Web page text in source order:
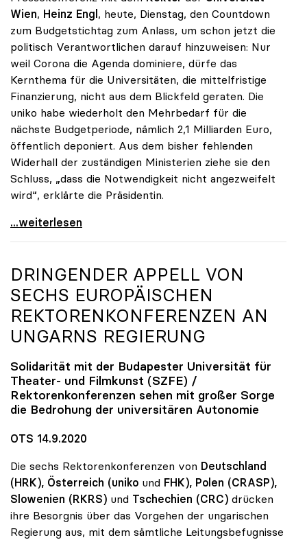
Wien, Heinz Engl, heute, Dienstag, den Countdown
zum Budgetstichtag zum Anlass, um schon jetzt die
politisch Verantwortlichen darauf hinzuweisen: Nur
weil Corona die Agenda dominiere, dürfe das
Kernthema für die Universitäten, die mittelfristige
Finanzierung, nicht aus dem Blickfeld geraten. Die
uniko habe wiederholt den Mehrbedarf für die
nächste Budgetperiode, nämlich 2,1 Milliarden Euro,
öffentlich deponiert. Aus dem bisher fehlenden
Widerhall der zuständigen Ministerien ziehe sie den
Schluss, „dass die Notwendigkeit nicht angezweifelt
wird“, erklärte die Präsidentin.
Seidler zu finanziellem Mehrbedarf: „Bisher keine
...weiterlesen
DRINGENDER APPELL VON
SECHS EUROPÄISCHEN
REKTORENKONFERENZEN AN
UNGARNS REGIERUNG
Solidarität mit der Budapester Universität für
Theater- und Filmkunst (SZFE) /
Rektorenkonferenzen sehen mit großer Sorge
die Bedrohung der universitären Autonomie
OTS 14.9.2020
Die sechs Rektorenkonferenzen von Deutschland
(HRK), Österreich (uniko und FHK), Polen (CRASP),
Slowenien (RKRS) und Tschechien (CRC) drücken
ihre Besorgnis über das Vorgehen der ungarischen
Regierung aus, mit dem sämtliche Leitungsbefugnisse